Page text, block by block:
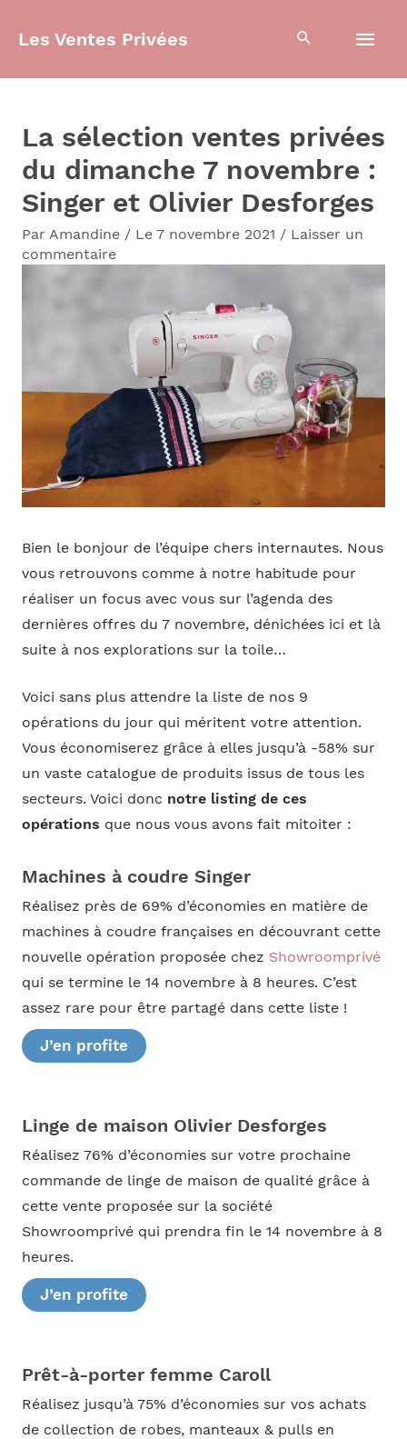
Les Ventes Privées
La sélection ventes privées
du dimanche 7 novembre :
Singer et Olivier Desforges
Par Amandine / Le 7 novembre 2021 / Laisser un
commentaire
Bien le bonjour de l’équipe chers internautes. Nous
vous retrouvons comme à notre habitude pour
réaliser un focus avec vous sur l’agenda des
dernières offres du 7 novembre, dénichées ici et là
suite à nos explorations sur la toile…
Voici sans plus attendre la liste de nos 9
opérations du jour qui méritent votre attention.
Vous économiserez grâce à elles jusqu’à -58% sur
un vaste catalogue de produits issus de tous les
secteurs. Voici donc notre listing de ces
opérations que nous vous avons fait mitoiter :
Machines à coudre Singer
Réalisez près de 69% d’économies en matière de
machines à coudre françaises en découvrant cette
nouvelle opération proposée chez Showroomprivé
qui se termine le 14 novembre à 8 heures. C’est
assez rare pour être partagé dans cette liste !
J’en profite
Linge de maison Olivier Desforges
Réalisez 76% d’économies sur votre prochaine
commande de linge de maison de qualité grâce à
cette vente proposée sur la société
Showroomprivé qui prendra fin le 14 novembre à 8
heures.
J’en profite
Prêt-à-porter femme Caroll
Réalisez jusqu’à 75% d’économies sur vos achats
de collection de robes, manteaux & pulls en